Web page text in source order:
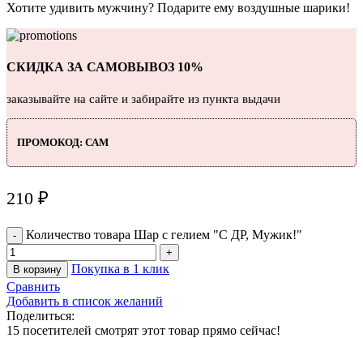
Хотите удивить мужчину? Подарите ему воздушные шарики!
СКИДКА ЗА САМОВЫВОЗ 10%
заказывайте на сайте и забирайте из пункта выдачи
ПРОМОКОД: САМ
210 ₽
Количество товара Шар с гелием "С ДР, Мужик!"
В корзину
Покупка в 1 клик
Сравнить
Добавить в список желаний
Поделиться:
15 посетителей смотрят этот товар прямо сейчас!